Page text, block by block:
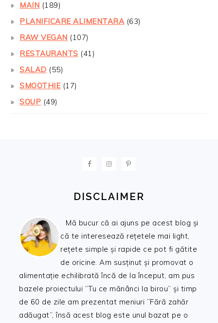
MAIN (189)
PLANIFICARE ALIMENTARA(63)
RAW VEGAN (107)
RESTAURANTS (41)
SALAD (55)
SMOOTHIE(17)
SOUP (49)
DISCLAIMER
Mă bucur că ai ajuns pe acest blog și
că te interesează rețetele mai light,
rețete simple și rapide ce pot fi gătite
de oricine. Am susținut și promovat o
alimentație echilibrată încă de la început, am pus
bazele proiectului ”Tu ce mănânci la birou” și timp
de 60 de zile am prezentat meniuri ”Fără zahăr
adăugat”, însă acest blog este unul bazat pe o